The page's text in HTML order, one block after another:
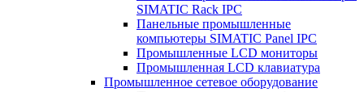
SIMATIC Rack IPC
Панельные промышленные
компьютеры SIMATIC Panel IPC
Промышленные LCD мониторы
Промышленная LCD клавиатура
Промышленное сетевое оборудование